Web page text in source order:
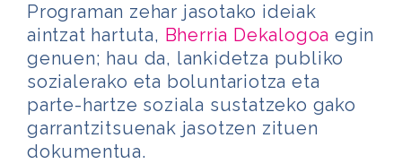
Programan zehar jasotako ideiak
aintzat hartuta, Bherria Dekalogoa egin
genuen; hau da, lankidetza publiko
sozialerako eta boluntariotza eta
parte-hartze soziala sustatzeko gako
garrantzitsuenak jasotzen zituen
dokumentua.